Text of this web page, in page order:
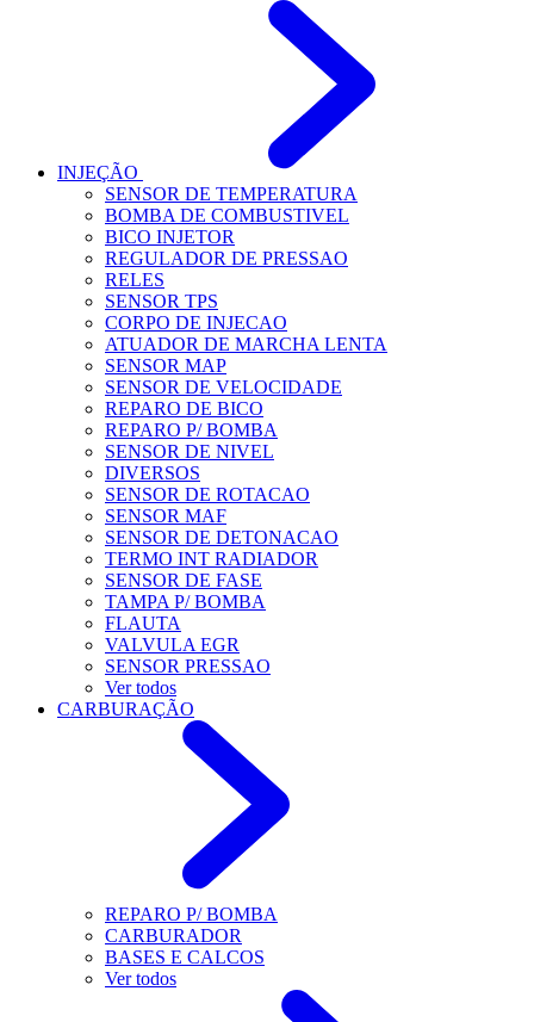
INJEÇÃO
SENSOR DE TEMPERATURA
BOMBA DE COMBUSTIVEL
BICO INJETOR
REGULADOR DE PRESSAO
RELES
SENSOR TPS
CORPO DE INJECAO
ATUADOR DE MARCHA LENTA
SENSOR MAP
SENSOR DE VELOCIDADE
REPARO DE BICO
REPARO P/ BOMBA
SENSOR DE NIVEL
DIVERSOS
SENSOR DE ROTACAO
SENSOR MAF
SENSOR DE DETONACAO
TERMO INT RADIADOR
SENSOR DE FASE
TAMPA P/ BOMBA
FLAUTA
VALVULA EGR
SENSOR PRESSAO
Ver todos
CARBURAÇÃO
REPARO P/ BOMBA
CARBURADOR
BASES E CALCOS
Ver todos